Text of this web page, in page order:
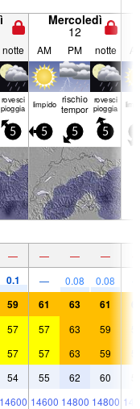
Mercoledì
12
notte AM PM notte
rovesci
pioggia limp­ido rischio
temporale
rovesci
pioggia
5 5 5 5
— — — —
0.1 — 0.08 0.08
59 61 63 61
57 57 63 59
57 57 63 59
54 55 62 60
14600 14600 14800 14800